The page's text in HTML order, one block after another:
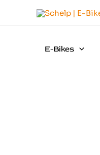
E-Bikes